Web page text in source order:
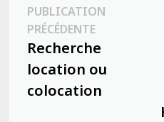
Navigation
de
l’article
PUBLICATION
PRÉCÉDENTEPublication
précédente
Recherche
location ou
colocation